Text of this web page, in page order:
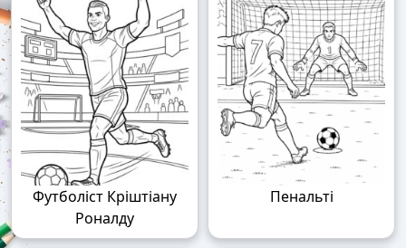
Футболіст Кріштіану
Роналду
Пенальті